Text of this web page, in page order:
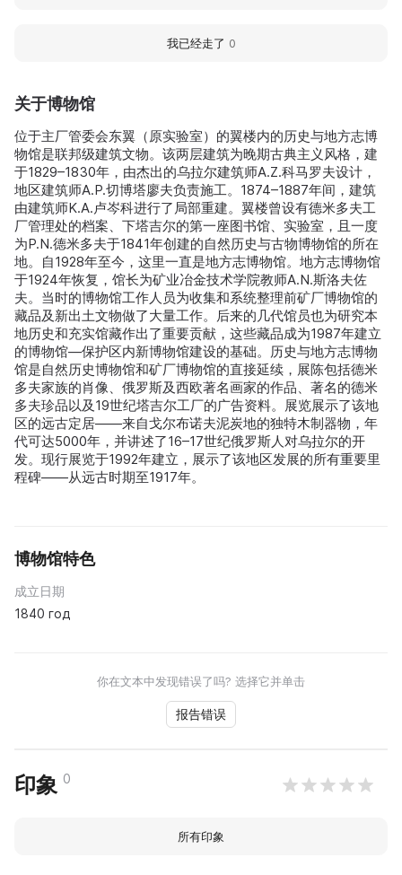
关于博物馆
位于主厂管委会东翼（原实验室）的翼楼内的历史与地方志博
物馆是联邦级建筑文物。该两层建筑为晚期古典主义风格，建
于1829–1830年，由杰出的乌拉尔建筑师A.Z.科马罗夫设计，
地区建筑师A.P.切博塔廖夫负责施工。1874–1887年间，建筑
由建筑师K.A.卢岑科进行了局部重建。翼楼曾设有德米多夫工
厂管理处的档案、下塔吉尔的第一座图书馆、实验室，且一度
为P.N.德米多夫于1841年创建的自然历史与古物博物馆的所在
地。自1928年至今，这里一直是地方志博物馆。地方志博物馆
于1924年恢复，馆长为矿业冶金技术学院教师A.N.斯洛夫佐
夫。当时的博物馆工作人员为收集和系统整理前矿厂博物馆的
藏品及新出土文物做了大量工作。后来的几代馆员也为研究本
地历史和充实馆藏作出了重要贡献，这些藏品成为1987年建立
的博物馆—保护区内新博物馆建设的基础。历史与地方志博物
馆是自然历史博物馆和矿厂博物馆的直接延续，展陈包括德米
多夫家族的肖像、俄罗斯及西欧著名画家的作品、著名的德米
多夫珍品以及19世纪塔吉尔工厂的广告资料。展览展示了该地
区的远古定居——来自戈尔布诺夫泥炭地的独特木制器物，年
代可达5000年，并讲述了16–17世纪俄罗斯人对乌拉尔的开
发。现行展览于1992年建立，展示了该地区发展的所有重要里
程碑——从远古时期至1917年。
博物馆特色
成立日期
1840 год
你在文本中发现错误了吗? 选择它并单击
报告错误
印象 0
所有印象
我已经走了 0